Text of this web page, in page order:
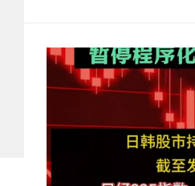
业诋毁、侵犯商业秘密等
境内市场竞争秩序，损害
合法权益的，坚决予以打
应链安全，维护我国国
域外执法实践，加快建设
伍，支持有条件的...